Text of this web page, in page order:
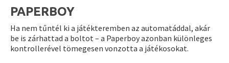
PAPERBOY
Ha nem tűntél ki a játékteremben az automatáddal, akár
be is zárhattad a boltot – a Paperboy azonban különleges
kontrollerével tömegesen vonzotta a játékosokat.